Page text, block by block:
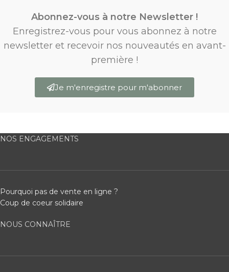
Abonnez-vous à notre Newsletter !
Enregistrez-vous pour vous abonnez à notre
newsletter et recevoir nos nouveautés en avant-
première !
Je m'enregistre pour m'abonner
NOS ENGAGEMENTS
Pourquoi pas de vente en ligne ?
Coup de coeur solidaire
NOUS CONNAÎTRE